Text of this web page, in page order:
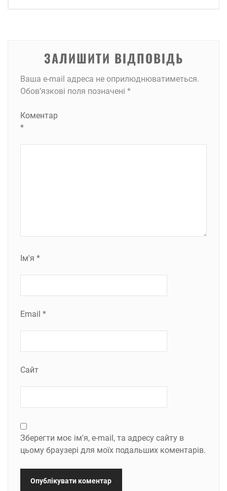
ЗАЛИШИТИ ВІДПОВІДЬ
Ваша e-mail адреса не оприлюднюватиметься.
Обов’язкові поля позначені *
Коментар
*
Ім'я *
Email *
Сайт
Зберегти моє ім'я, e-mail, та адресу сайту в
цьому браузері для моїх подальших коментарів.